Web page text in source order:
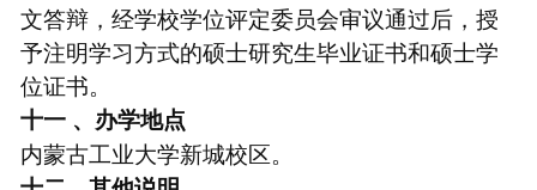
文答辩，经学校学位评定委员会审议通过后，授
予注明学习方式的硕士研究生毕业证书和硕士学
位证书。
十一 、办学地点
内蒙古工业大学新城校区。